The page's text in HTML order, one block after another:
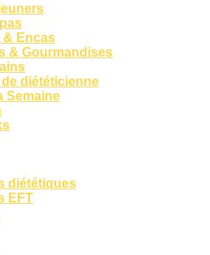
& Encas
& Gourmandises
diététicienne
Semaine
diététiques
EFT